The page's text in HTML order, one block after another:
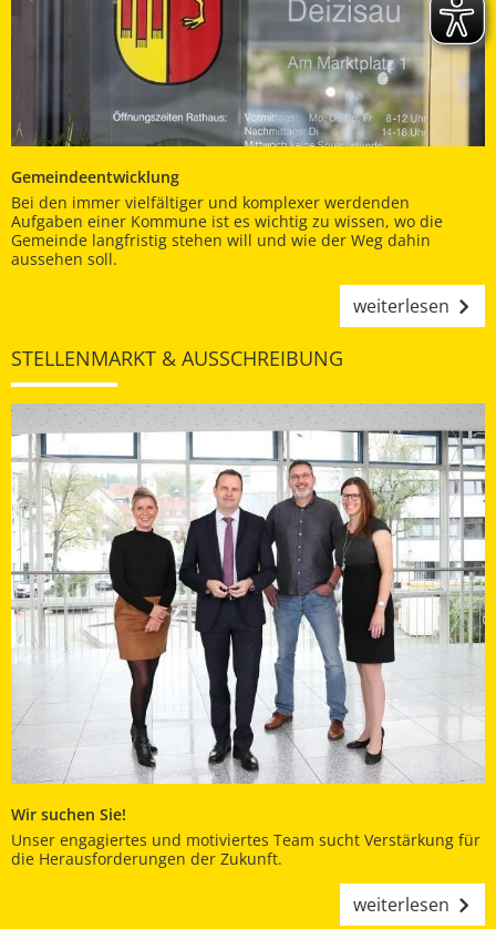
Gemeindeentwicklung
Bei den immer vielfältiger und komplexer werdenden
Aufgaben einer Kommune ist es wichtig zu wissen, wo die
Gemeinde langfristig stehen will und wie der Weg dahin
aussehen soll.
weiterlesen
STELLENMARKT & AUSSCHREIBUNG
Wir suchen Sie!
Unser engagiertes und motiviertes Team sucht Verstärkung für
die Herausforderungen der Zukunft.
weiterlesen